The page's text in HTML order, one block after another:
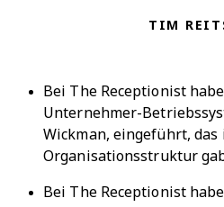
TIM
Bei The Receptionist
Unternehmer-
Wickman, eingeführt, das
Organisationsstruktur
Bei The Receptionist